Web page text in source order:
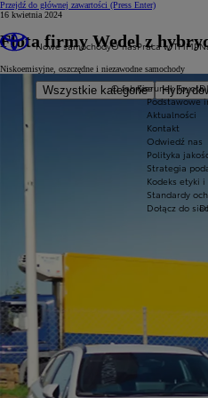
Przejdź do głównej zawartości (Press Enter)
Nowe samochody
Wszystkie kategorie
O nas
O fabryce
Podstawowe
Aktualności
Kontakt
Odwiedź nas
Polityka
Strategia
Kodeks etyki
Standardy
Dołącz do
Praca w TMMP
Kierunek Toyota
16 kwietnia 2024
Flota firmy Wedel z
Niskoemisyjne, oszczędne i niezawodne samochody